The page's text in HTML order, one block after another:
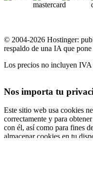
© 2004-2026 Hostinger:
respaldo de una IA que
Los precios no incluyen IVA
Nos importa tu
Este sitio web usa cookies
correctamente y para
con él, así como para fines
almacenar cookies en tu